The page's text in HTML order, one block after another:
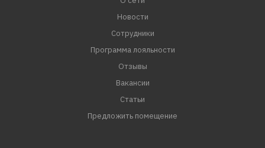
Новости
Сотрудники
Программа лояльности
Отзывы
Вакансии
Статьи
Предложить помещение